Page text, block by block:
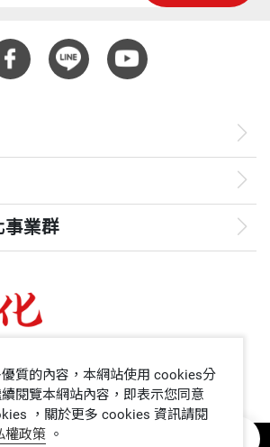
事業群
0012
質的內容，本網站使用 cookies分
閱覽本網站內容，即表示您同意
，關於更多 cookies 資訊請閱
權政策 。